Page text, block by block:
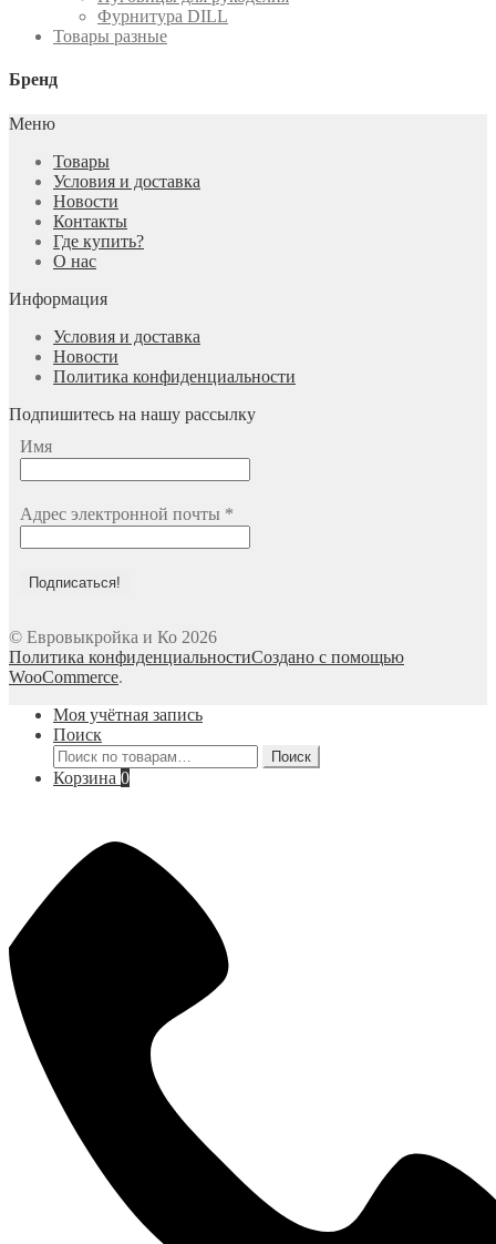
Фурнитура DILL
Товары разные
Бренд
Меню
Товары
Условия и доставка
Новости
Контакты
Где купить?
О нас
Информация
Условия и доставка
Новости
Политика конфиденциальности
Подпишитесь на нашу рассылку
Имя
Адрес электронной почты *
© Евровыкройка и Ко 2026
Политика конфиденциальностиСоздано с помощью
WooCommerce.
Моя учётная запись
Поиск
Искать:
Поиск
Корзина 0